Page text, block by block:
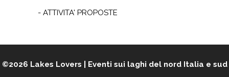
- ATTIVITA' PROPOSTE
©2026 Lakes Lovers | Eventi sui laghi del nord Italia e sud